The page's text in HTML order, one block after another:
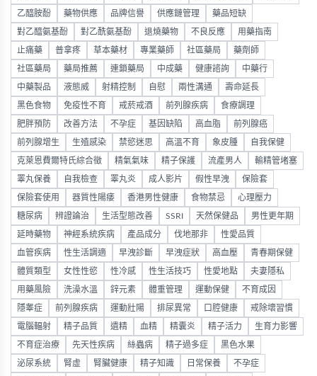
乙醯胺酚 藥物供應 品牌信譽 供應鏈管理 藥品短缺
對乙醯氨基酚 對乙酰氨基酚 退燒藥物 不良反應 用藥指南
止痛藥 普拿疼 草本藥材 專業藥師 社區藥局 藥劑師
社區藥局 藥局推薦 連鎖藥局 中成藥 健康諮詢 中藥行
中藥製品 液態威 射精控制 自慰 兩性溝通 壽命延長
黑色食物 免疫性不育 戒菸戒酒 前列腺疾病 食療調理
肥胖預防 改善方法 不孕症 基因缺陷 高血脂 前列腺癌
前列腺增生 生殖感染 禁慾迷思 高溫不育 象皮腫 自我保健
克萊恩費爾特氏綜合徵 精氣氣味 精子保護 流產男人 輸精管堵塞
睪丸保養 自我檢查 睪丸炎 成人影片 假性早洩 保險套
保險套使用 器質性陽痿 香港男性健康 食物禁忌 心理壓力
糖尿病 辨證論治 生活型態改善 SSRI 天然保健品 男性更年期
延時藥物 神經系統疾病 產品成分 伐地那非 性愛品質
血管疾病 性生活調適 早洩診斷 早洩症狀 高血壓 青春期保健
體質類型 女性性慾 性冷感 性生活技巧 性愛地點 夫妻隱私
用藥風險 洗澡水溫 鋅元素 體重管理 運動保健 不育成因
隱睾症 前列腺疾病 運動壯陽 排尿異常 口腔健康 戒除壞習慣
電腦輻射 精子品質 遺精 血精 精囊炎 精子活力 生育力影響
不育症治療 先天性疾病 絲蟲病 精子過多症 黑色水果
泌尿系統 腎虛 腎臟健康 精子知識 日常保養 不孕症